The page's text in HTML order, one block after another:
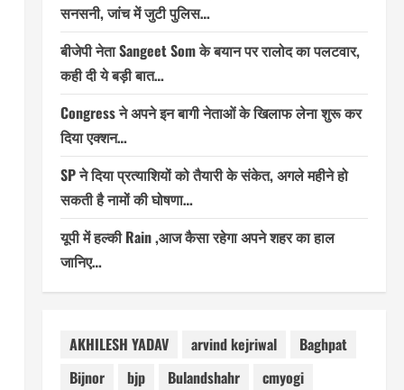
सनसनी, जांच में जुटी पुलिस…
बीजेपी नेता Sangeet Som के बयान पर रालोद का पलटवार,
कही दी ये बड़ी बात…
Congress ने अपने इन बागी नेताओं के खिलाफ लेना शुरू कर
दिया एक्शन…
SP ने दिया प्रत्याशियों को तैयारी के संकेत, अगले महीने हो
सकती है नामों की घोषणा…
यूपी में हल्की Rain ,आज कैसा रहेगा अपने शहर का हाल
जानिए…
AKHILESH YADAV arvind kejriwal
Baghpat
Bijnor
bjp Bulandshahr
cmyogi